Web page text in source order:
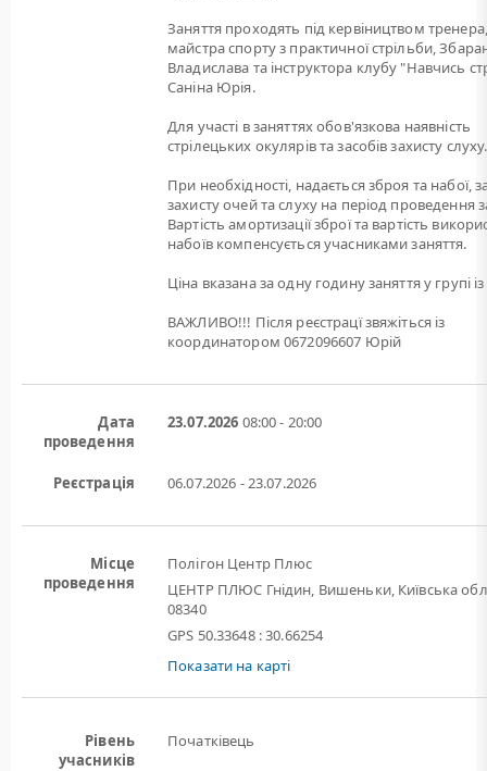
Заняття проходять під кервіництвом
майстра спорту з практичної стрільби,
Владислава та інструктора клубу "Навчись
Саніна Юрія.
Для участі в заняттях обов'язкова наявність
стрілецьких окулярів та засобів захисту слуху.
При необхідності, надається зброя та набої,
захисту очей та слуху на період проведення
Вартість амортизації зброї та вартість
набоїв компенсується учасниками заняття.
Ціна вказана за одну годину заняття у групі із
ВАЖЛИВО!!! Після реєстрацї звяжіться із
координатором 0672096607 Юрій
Дата
проведення
23.07.2026 08:00 - 20:00
Реєстрація 06.07.2026 - 23.07.2026
Місце
проведення
Полігон Центр Плюс
ЦЕНТР ПЛЮС Гнідин, Вишеньки, Київська
08340
GPS 50.33648 : 30.66254
Показати на карті
Рівень
учасників
Початківець